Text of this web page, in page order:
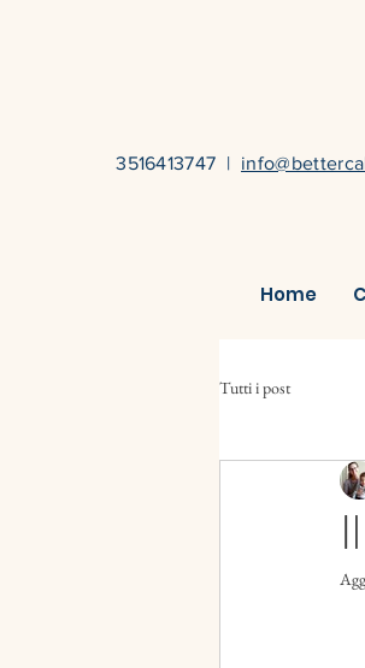
3516413747 |
Home
Tutti i post